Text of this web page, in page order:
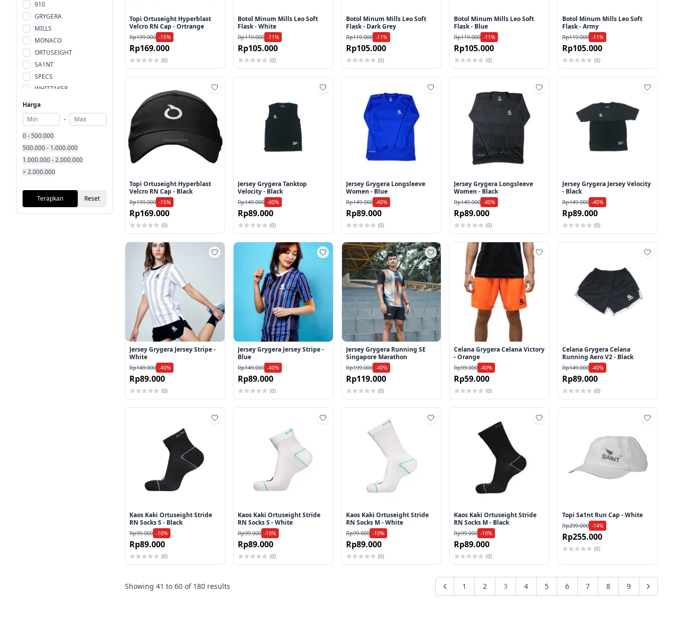
910
GRYGERA
MILLS
MONACO
ORTUSEIGHT
SA1NT
SPECS
WHITTAKER
Harga
-
0 - 500.000
500.000 - 1.000.000
1.000.000 - 2.000.000
> 2.000.000
Terapkan Reset
Topi Ortuseight Hyperblast
Velcro RN Cap - Ortrange
Rp199.000 -15%
Rp169.000
(0)
Botol Minum Mills Leo Soft
Flask - White
Rp119.000 -11%
Rp105.000
(0)
Botol Minum Mills Leo Soft
Flask - Dark Grey
Rp119.000 -11%
Rp105.000
(0)
Botol Minum Mills Leo Soft
Flask - Blue
Rp119.000 -11%
Rp105.000
(0)
Botol Minum Mills Leo Soft
Flask - Army
Rp119.000 -11%
Rp105.000
(0)
Topi Ortuseight Hyperblast
Velcro RN Cap - Black
Rp199.000 -15%
Rp169.000
(0)
Tambah ke wishlist
Jersey Grygera Tanktop
Velocity - Black
Rp149.000 -40%
Rp89.000
(0)
Tambah ke wishlist
Jersey Grygera Longsleeve
Women - Blue
Rp149.000 -40%
Rp89.000
(0)
Jersey Grygera Longsleeve
Women - Black
Rp149.000 -40%
Rp89.000
(0)
Jersey Grygera Jersey Velocity
- Black
Rp149.000 -40%
Rp89.000
(0)
Tambah ke wishlist
Jersey Grygera Jersey Stripe -
White
Rp149.000 -40%
Rp89.000
(0)
Tambah ke wishlist
Jersey Grygera Jersey Stripe -
Blue
Rp149.000 -40%
Rp89.000
(0)
Tambah ke wishlist
Jersey Grygera Running SE
Singapore Marathon
Rp199.000 -40%
Rp119.000
(0)
Celana Grygera Celana Victory
- Orange
Rp99.000 -40%
Rp59.000
(0)
Celana Grygera Celana
Running Aero V2 - Black
Rp149.000 -40%
Rp89.000
(0)
Kaos Kaki Ortuseight Stride
RN Socks S - Black
Rp99.000 -10%
Rp89.000
(0)
Tambah ke wishlist
Kaos Kaki Ortuseight Stride
RN Socks S - White
Rp99.000 -10%
Rp89.000
(0)
Tambah ke wishlist
Kaos Kaki Ortuseight Stride
RN Socks M - White
Rp99.000 -10%
Rp89.000
(0)
Kaos Kaki Ortuseight Stride
RN Socks M - Black
Rp99.000 -10%
Rp89.000
(0)
Topi Sa1nt Run Cap - White
Rp299.000 -14%
Rp255.000
(0)
Showing41 to60 of 180 results 1 2 3 4 5 6 7 8 9